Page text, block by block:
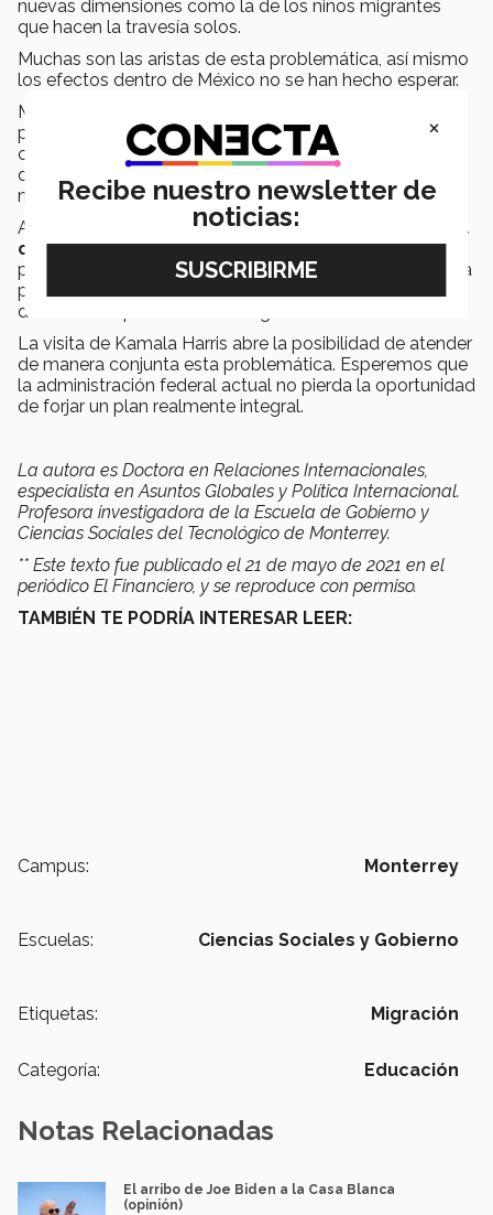
nuevas dimensiones como la de los niños migrantes
que hacen la travesía solos.
Muchas son las aristas de esta problemática, así mismo
los efectos dentro de México no se han hecho esperar.
Muchas ciudades a lo largo y ancho del país,
particularmente los estados del norte y ciudades
como Monterrey, Reynosa, Saltillo, entre otras, son
destino temporal o semipermanente para estos
migrantes.
Asimismo,
sus habitantes ven con preocupación el
creciente arribo de indocumentadoscuya
presencia se destaca cada vez más y viene a sumarse a
problemas de pobreza, marginación, desigualdad y
delincuencia por solo referir algunos.
La visita de Kamala Harris abre la posibilidad de atender
de manera conjunta esta problemática. Esperemos que
la administración federal actual no pierda la oportunidad
de forjar un plan realmente integral.
La autora es Doctora en Relaciones Internacionales,
especialista en Asuntos Globales y Política Internacional.
Profesora investigadora de la Escuela de Gobierno y
Ciencias Sociales del Tecnológico de Monterrey.
** Este texto fue publicado el 21 de mayo de 2021 en el
periódico El Financiero, y se reproduce con permiso.
TAMBIÉN TE PODRÍA INTERESAR LEER:
Campus: Monterrey
Escuelas: Ciencias Sociales y Gobierno
Etiquetas: Migración
Categoría: Educación
Notas Relacionadas
El arribo de Joe Biden a la Casa Blanca
(opinión)
×
Recibe nuestro newsletter de
noticias: